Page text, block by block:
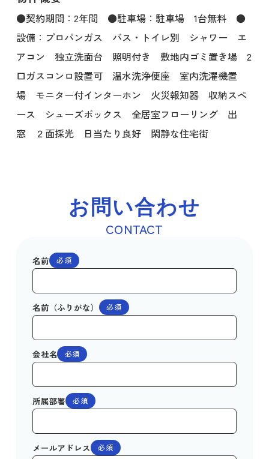
●契約期間：2年間 ●駐車場：駐車場 1台無料 ●
設備：プロパンガス バス・トイレ別 シャワー エ
アコン 独立洗面台 照明付き 敷地内ゴミ置き場 2
口ガスコンロ設置可 温水洗浄便座 室内洗濯機置
場 モニター付インターホン 火災報知器 収納スペ
ース シューズボックス 全居室フローリング 出
窓 ２面採光 日当たり良好 閑静な住宅街
お問い合わせ
CONTACT
名前 必須
名前（ふりがな） 必須
会社名 必須
所属部署 必須
メールアドレス 必須